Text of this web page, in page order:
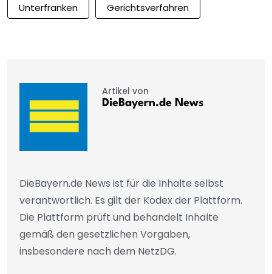
Unterfranken Gerichtsverfahren
Artikel von
DieBayern.de News
DieBayern.de News ist für die Inhalte selbst
verantwortlich. Es gilt der Kodex der Plattform.
Die Plattform prüft und behandelt Inhalte
gemäß den gesetzlichen Vorgaben,
insbesondere nach dem NetzDG.